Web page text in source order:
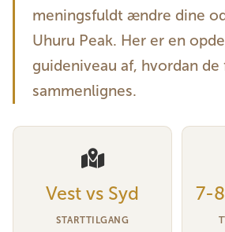
meningsfuldt ændre dine
Uhuru Peak. Her er en
guideniveau af, hvordan de
sammenlignes.
Vest vs Syd
STARTTILGANG
7-